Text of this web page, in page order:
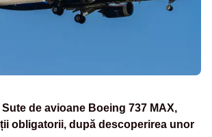
de avioane Boeing 737 MAX,
obligatorii, după descoperirea unor